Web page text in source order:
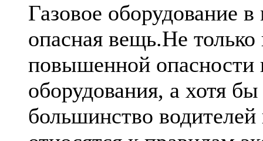
Газовое оборудование
опасная вещь.Не только
повышенной опасности
оборудования, а хотя бы
большинство водителей